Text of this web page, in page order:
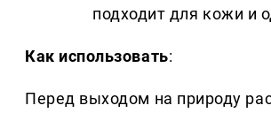
подходит для кожи и
Как использовать:
Перед выходом на природу